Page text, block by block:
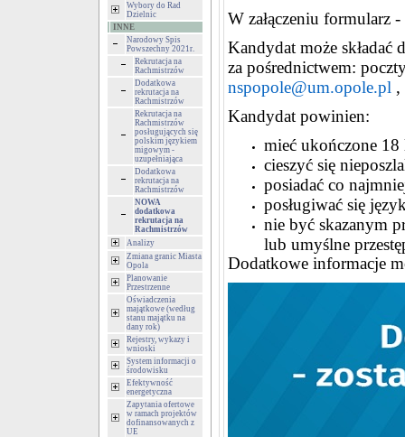
Wybory do Rad
Dzielnic
INNE
Narodowy Spis
Powszechny 2021r.
Rekrutacja na
Rachmistrzów
Dodatkowa
rekrutacja na
Rachmistrzów
Rekrutacja na
Rachmistrzów
posługujących się
polskim językiem
migowym -
uzupełniająca
Dodatkowa
rekrutacja na
Rachmistrzów
NOWA
dodatkowa
rekrutacja na
Rachmistrzów
Analizy
Zmiana granic Miasta
Opola
Planowanie
Przestrzenne
Oświadczenia
majątkowe (według
stanu majątku na
dany rok)
Rejestry, wykazy i
wnioski
System informacji o
środowisku
Efektywność
energetyczna
Zapytania ofertowe
w ramach projektów
dofinansowanych z
UE
W załączeniu formularz
Kandydat może
za pośrednictwem:
nspopole@um.opole.pl ,
Kandydat powinien:
mieć ukończone 18
cieszyć się
posiadać co
posługiwać się
nie być skazanym
lub umyślne
Dodatkowe informacje